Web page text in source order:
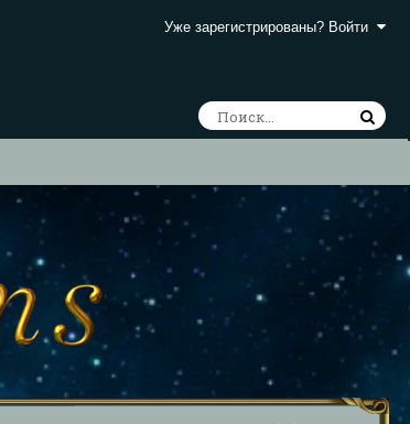
Уже зарегистрированы? Войти